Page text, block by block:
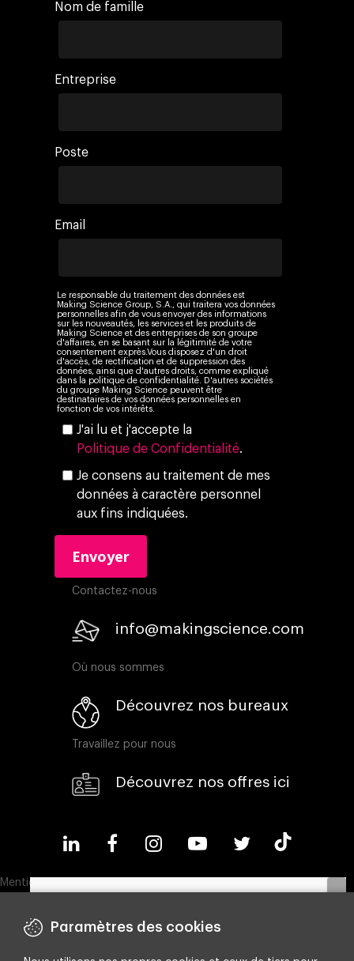
Nom de famille
Entreprise
Poste
Email
Le responsable du traitement des données est
Making Science Group, S.A., qui traitera vos données
personnelles afin de vous envoyer des informations
sur les nouveautés, les services et les produits de
Making Science et des entreprises de son groupe
d'affaires, en se basant sur la légitimité de votre
consentement exprès.Vous disposez d'un droit
d'accès, de rectification et de suppression des
données, ainsi que d'autres droits, comme expliqué
dans la politique de confidentialité. D'autres sociétés
du groupe Making Science peuvent être
destinataires de vos données personnelles en
fonction de vos intérêts.
J'ai lu et j'accepte la
Politique de Confidentialité.
Je consens au traitement de mes
données à caractère personnel
aux fins indiquées.
Contactez-nous
info@makingscience.com
Où nous sommes
Découvrez nos bureaux
Travaillez pour nous
Découvrez nos offres ici
Mentions légales
Politique de confidentialité
Paramètres des cookies